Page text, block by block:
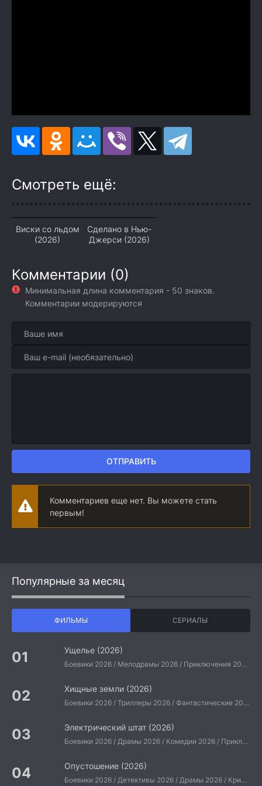
Смотреть ещё:
Виски со льдом
(2026)
Сделано в Нью-
Джерси (2026)
Комментарии (0)
Минимальная длина комментария - 50 знаков.
Комментарии модерируются
ОТПРАВИТЬ
Комментариев еще нет. Вы можете стать
первым!
Популярные за месяц
ФИЛЬМЫ СЕРИАЛЫ
Ущелье (2026)
Боевики 2026 / Мелодрамы 2026 / Приключения 2026 / Ужасы 2026 / Фантастические 2026 / Зарубежные фильмы 2026 / Американские фильмы / Фильмы 2026
Хищные земли (2026)
Боевики 2026 / Триллеры 2026 / Фантастические 2026 / Зарубежные фильмы 2026 / Американские фильмы / Фильмы 2026
Электрический штат (2026)
Боевики 2026 / Драмы 2026 / Комедии 2026 / Приключения 2026 / Фантастические 2026 / Зарубежные фильмы 2026 / Американские фильмы / Фильмы 2026
Опустошение (2026)
Боевики 2026 / Детективы 2026 / Драмы 2026 / Криминальные фильмы 2026 / Триллеры 2026 / Зарубежные фильмы 2026 / Американские фильмы / Фильмы 2026